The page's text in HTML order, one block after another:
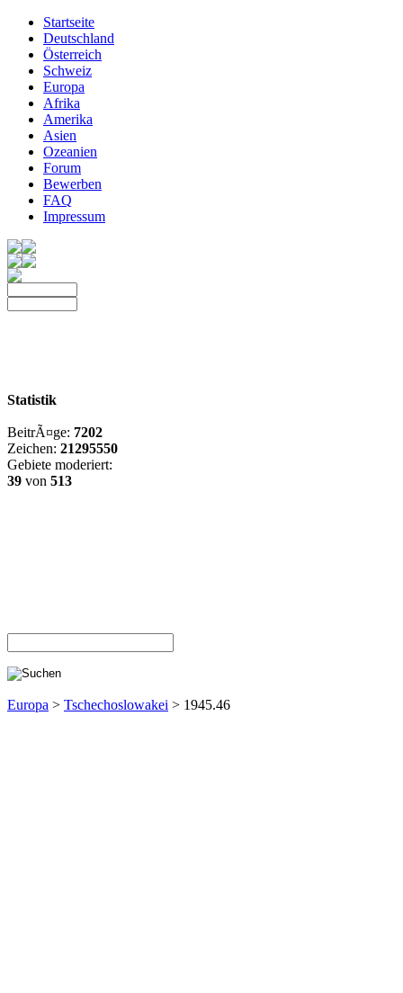
Startseite
Deutschland
Österreich
Schweiz
Europa
Afrika
Amerika
Asien
Ozeanien
Forum
Bewerben
FAQ
Impressum
Statistik
BeitrÃ¤ge: 7202
Zeichen: 21295550
Gebiete moderiert:
39 von 513
Europa > Tschechoslowakei > 1945.46